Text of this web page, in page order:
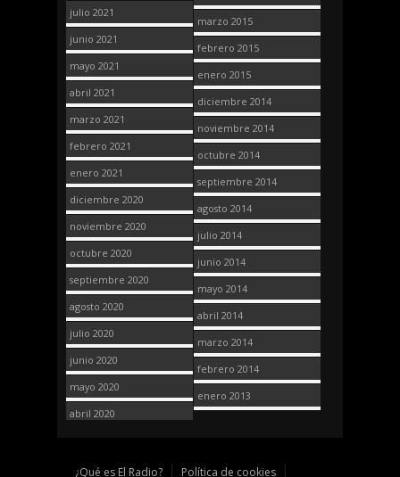
julio 2021
junio 2021
mayo 2021
abril 2021
marzo 2021
febrero 2021
enero 2021
diciembre 2020
noviembre 2020
octubre 2020
septiembre 2020
agosto 2020
julio 2020
junio 2020
mayo 2020
abril 2020
marzo 2015
febrero 2015
enero 2015
diciembre 2014
noviembre 2014
octubre 2014
septiembre 2014
agosto 2014
julio 2014
junio 2014
mayo 2014
abril 2014
marzo 2014
febrero 2014
enero 2013
¿Qué es El Radio? Política de cookies